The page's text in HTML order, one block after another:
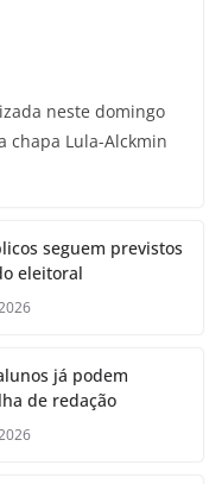
neste domingo
chapa Lula-Alckmin
seguem previstos
eleitoral
já podem
de redação